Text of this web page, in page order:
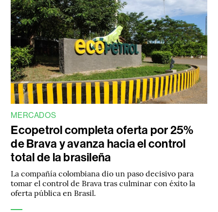
MERCADOS
Ecopetrol completa oferta por 25%
de Brava y avanza hacia el control
total de la brasileña
La compañía colombiana dio un paso decisivo para
tomar el control de Brava tras culminar con éxito la
oferta pública en Brasil.